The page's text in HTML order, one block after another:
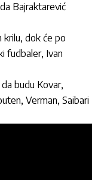
Bajraktarević
dok će po
fudbaler, Ivan
budu Kovar,
Verman, Saibari